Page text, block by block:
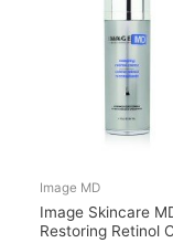
Image MD
Image Skincare
Restoring Retinol